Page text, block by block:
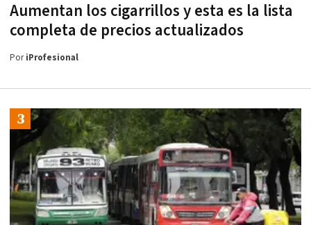
Aumentan los cigarrillos y esta es la lista
completa de precios actualizados
PoriProfesional